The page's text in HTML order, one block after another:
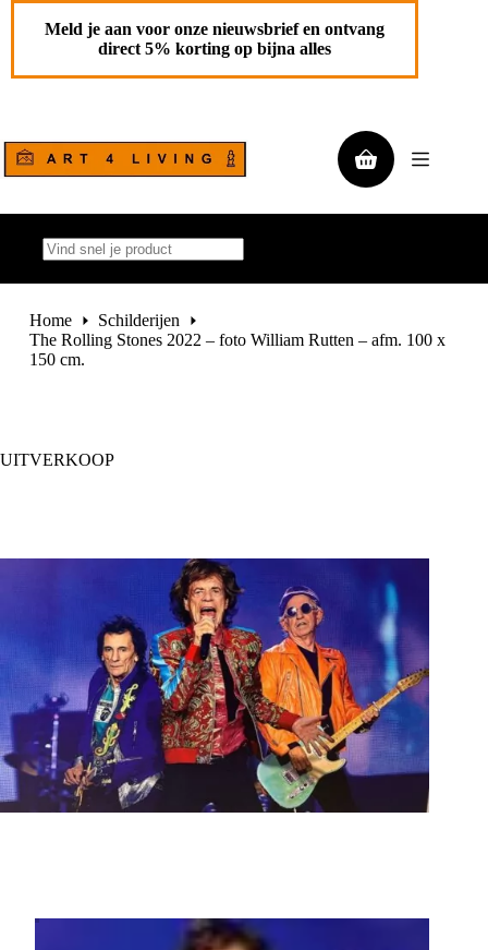
Ga
€2.950,00
Oorspronkelijke
was:
€2.450,00
Huidige
is:
voorraad
Toevoegen aan
winkelwagen
Meld je aan voor onze nieuwsbrief en ontvang
direct 5% korting op bijna alles
Winkelwagen
resultaten
Home
Schilderijen
The Rolling Stones 2022 – foto William Rutten – afm. 100 x
150 cm.
UITVERKOOP